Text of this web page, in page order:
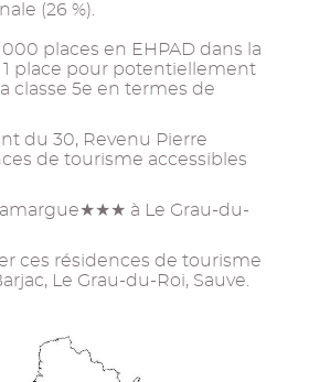
(26 %).
000 places en EHPAD dans la
1 place pour potentiellement
classe 5e en termes de
du 30, Revenu Pierre
de tourisme accessibles
à Le Grau-du-
ces résidences de tourisme
Le Grau-du-Roi, Sauve.